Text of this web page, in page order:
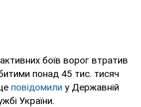
боїв ворог втратив
понад 45 тис. тисяч
повідомили у Державній
України.